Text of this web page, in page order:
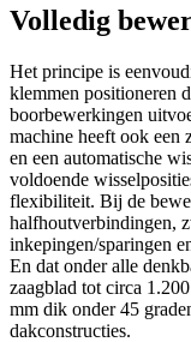
Volledig
Het principe is
klemmen positioneren
boorbewerkingen
machine heeft ook een
en een automatische
voldoende
flexibiliteit. Bij de
halfhoutverbindingen,
inkepingen/sparingen
En dat onder alle
zaagblad tot circa
mm dik onder 45
dakconstructies.